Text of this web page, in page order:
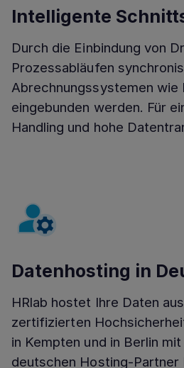
Intelligente
Durch die Einbindung von
Prozessabläufen
Abrechnungssystemen wie
eingebunden werden. Für
Handling und hohe
Datenhosting in
HRlab hostet Ihre Daten
zertifizierten
in Kempten und in Berlin
deutschen Hosting-Partner